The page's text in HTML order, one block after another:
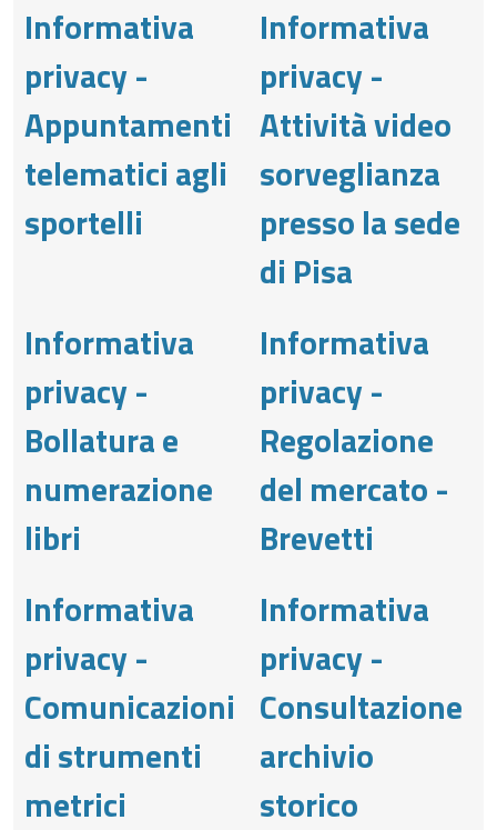
Informativa
privacy -
Appuntamenti
telematici agli
sportelli
Informativa
privacy -
Attività video
sorveglianza
presso la sede
di Pisa
Informativa
privacy -
Bollatura e
numerazione
libri
Informativa
privacy -
Regolazione
del mercato -
Brevetti
Informativa
privacy -
Comunicazioni
di strumenti
metrici
Informativa
privacy -
Consultazione
archivio
storico